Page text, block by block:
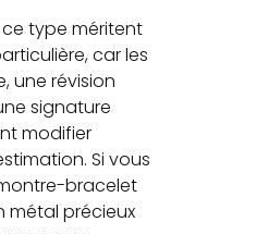
type méritent
car les
une révision
signature
modifier
Si vous
bracelet
métal précieux